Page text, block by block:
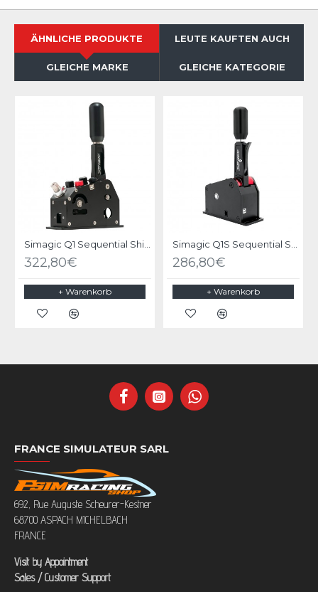
ÄHNLICHE PRODUKTE LEUTE KAUFTEN AUCH
GLEICHE MARKE GLEICHE KATEGORIE
322,80€
+ Warenkorb
286,80€
+ Warenkorb
FRANCE SIMULATEUR SARL
692, Rue Auguste Scheurer-Kestner
68700 ASPACH MICHELBACH
FRANCE
Visit by Appointment
Sales / Customer Support